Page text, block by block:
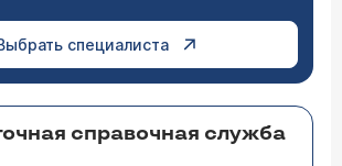
специалиста
справочная служба